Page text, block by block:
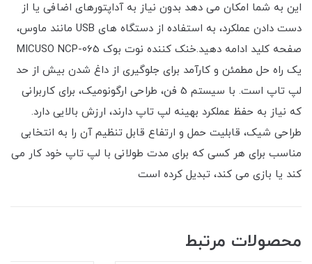
این به شما امکان می دهد بدون نیاز به آداپتورهای اضافی یا از
دست دادن عملکرد، به استفاده از دستگاه های USB مانند ماوس،
صفحه کلید ادامه دهید.خنک کننده نوت بوک MICUSO NCP-065
یک راه حل مطمئن و کارآمد برای جلوگیری از داغ شدن بیش از حد
لپ تاپ است. با سیستم 5 فن، طراحی ارگونومیک، برای کاربرانی
که نیاز به حفظ عملکرد بهینه لپ تاپ دارند، ارزش بالایی دارد.
طراحی شیک، قابلیت حمل و ارتفاع قابل تنظیم آن را به انتخابی
مناسب برای هر کسی که برای مدت طولانی با لپ تاپ خود کار می
کند یا بازی می کند، تبدیل کرده است
محصولات مرتبط